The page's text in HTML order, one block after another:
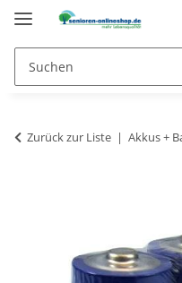
Zurück zur Liste Akkus +